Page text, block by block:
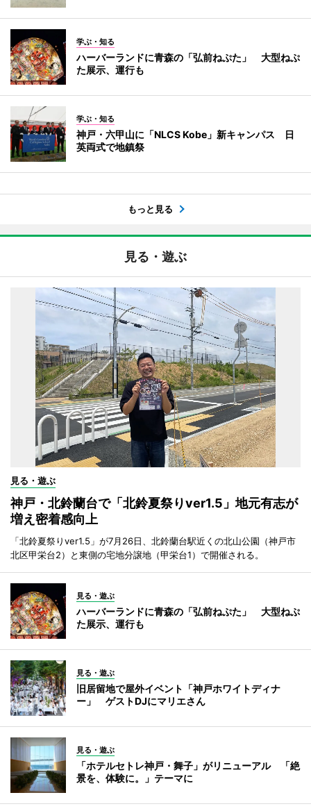
学ぶ・知る
ハーバーランドに青森の「弘前ねぷた」 大型ねぷ
た展示、運行も
学ぶ・知る
神戸・六甲山に「NLCS Kobe」新キャンパス 日
英両式で地鎮祭
もっと見る
見る・遊ぶ
見る・遊ぶ
神戸・北鈴蘭台で「北鈴夏祭りver1.5」地元有志が
増え密着感向上
「北鈴夏祭りver1.5」が7月26日、北鈴蘭台駅近くの北山公園（神戸市
北区甲栄台2）と東側の宅地分譲地（甲栄台1）で開催される。
見る・遊ぶ
ハーバーランドに青森の「弘前ねぷた」 大型ねぷ
た展示、運行も
見る・遊ぶ
旧居留地で屋外イベント「神戸ホワイトディナ
ー」 ゲストDJにマリエさん
見る・遊ぶ
「ホテルセトレ神戸・舞子」がリニューアル 「絶
景を、体験に。」テーマに